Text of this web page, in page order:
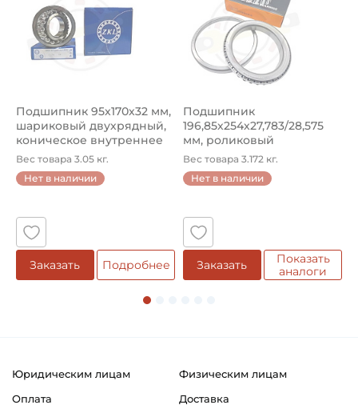
Страна происхождения:
Япония
Подшипник 95х170х32 мм,
шариковый двухрядный,
коническое внутреннее
кол...
Вес товара 3.05 кг.
Нет в наличии
Заказать Подробнее
Подшипник
196,85х254х27,783/28,575
мм, роликовый
однорядный конический
...
Вес товара 3.172 кг.
Нет в наличии
Заказать
Показать
аналоги
Юридическим лицам
Физическим лицам
Оплата
Доставка